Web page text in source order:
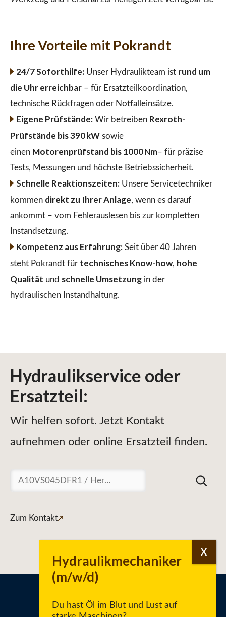
Ihre Vorteile mit Pokrandt
24/7 Soforthilfe:Unser Hydraulikteam ist rund um
die Uhr erreichbar – für Ersatzteilkoordination,
technische Rückfragen oder Notfalleinsätze.
Eigene Prüfstände:Wir betreiben Rexroth-
Prüfstände bis 390 kW sowie
einen Motorenprüfstand bis 1000 Nm– für präzise
Tests, Messungen und höchste Betriebssicherheit.
Schnelle Reaktionszeiten:Unsere Servicetechniker
kommen direkt zu Ihrer Anlage, wenn es darauf
ankommt – vom Fehlerauslesen bis zur kompletten
Instandsetzung.
Kompetenz aus Erfahrung:Seit über 40 Jahren
steht Pokrandt für technisches Know-how, hohe
Qualität und schnelle Umsetzung in der
hydraulischen Instandhaltung.
Hydraulikservice oder
Ersatzteil:
Wir helfen sofort. Jetzt Kontakt
aufnehmen oder online Ersatzteil finden.
Suchen
Zum Kontakt
Du hast Öl im Blut und Lust auf